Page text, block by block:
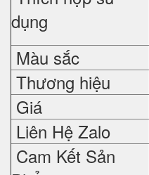
dụng
Màu sắc
Thương hiệu
Giá
Liên Hệ Zalo
Cam Kết Sản